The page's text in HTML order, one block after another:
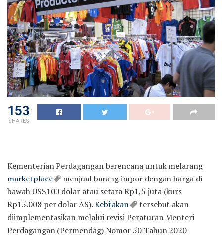
153
SHARES
Kementerian Perdagangan berencana untuk melarang
marketplace
menjual barang impor dengan harga di
bawah US$100 dolar atau setara Rp1,5 juta (kurs
Rp15.008 per dolar AS).Kebijakan
tersebut akan
diimplementasikan melalui revisi Peraturan Menteri
Perdagangan (Permendag) Nomor 50 Tahun 2020